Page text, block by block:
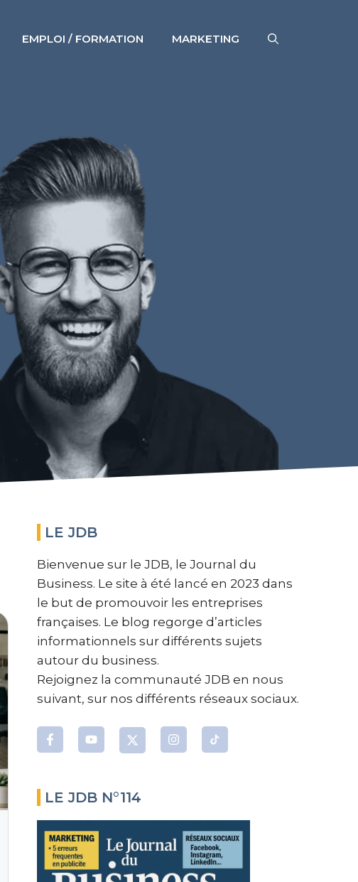
EMPLOI / FORMATION MARKETING
LE JDB
Bienvenue sur le JDB, le Journal du
Business. Le site à été lancé en 2023 dans
le but de promouvoir les entreprises
françaises. Le blog regorge d’articles
informationnels sur différents sujets
autour du business.
Rejoignez la communauté JDB en nous
suivant, sur nos différents réseaux sociaux.
LE JDB N°114